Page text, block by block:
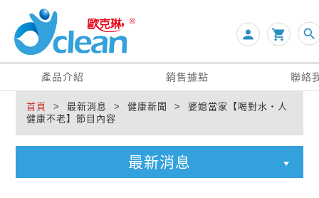
person  search
產品介紹 銷售據點 聯絡
首頁
> 最新消息 > 健康新聞 > 婆媳當家【喝對水‧人
健康不老】節目內容
最新消息